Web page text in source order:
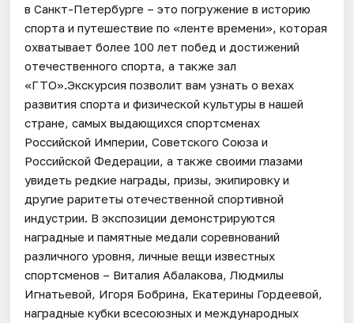
в Санкт-Петербурге – это погружение в историю
спорта и путешествие по «ленте времени», которая
охватывает более 100 лет побед и достижений
отечественного спорта, а также зал
«ГТО».Экскурсия позволит вам узнать о вехах
развития спорта и физической культуры в нашей
стране, самых выдающихся спортсменах
Российской Империи, Советского Союза и
Российской Федерации, а также своими глазами
увидеть редкие награды, призы, экипировку и
другие раритеты отечественной спортивной
индустрии. В экспозиции демонстрируются
наградные и памятные медали соревнований
различного уровня, личные вещи известных
спортсменов – Виталия Абалакова, Людмилы
Игнатьевой, Игоря Бобрина, Екатерины Гордеевой,
наградные кубки всесоюзных и международных